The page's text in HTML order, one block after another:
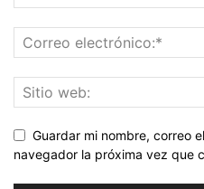
Guardar mi nombre, correo
navegador la próxima vez que